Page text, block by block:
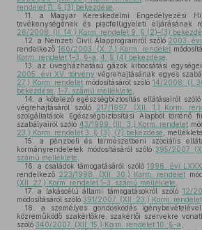
rendelet 11. § (3) bekezdése
11.
a Magyar Kereskedelmi Engedélyezési
tevékenységének és piacfelügyeleti eljárásának
26/2008. (II. 14.) Korm. rendelet 9. § (2)–(3)
12.
a Nemzeti Civil Alapprogramról szóló 2003.
rendelkező 160/2003. (X. 7.) Korm. rendelet
Korm. rendelet 1–3. §-a 4. § (4) bekezdése
13.
az üvegházhatású gázok kibocsátási
2005. évi XV. törvény végrehajtásának egyes
27.) Korm. rendelet módosításáról szóló 14/2008. (I.
bekezdése 1–7. számú melléklete
14.
a kötelező egészségbiztosítás ellátásairól szóló
végrehajtásáról szóló
217/1997. (XII. 1.) Korm.
szolgáltatások Egészségbiztosítási Alapból történő
szabályairól szóló 43/1999. (III. 3.) Korm. rendelet
23.) Korm. rendelet 3. § (3), (7) bekezdése , melléklete,
15.
a pénzbeli és természetbeni szociális
kormányrendeletek módosításáról szóló 395/2007.
számú melléklete
16.
a családok támogatásáról szóló1998. évi
rendelkező 223/1998. (XII. 30.) Korm. rendelet
(XII. 27.) Korm. rendelet 1–3. számú melléklete
17.
a lakáscélú állami támogatásokról szóló 12/
módosításáról szóló 391/2007. (XII. 23.) Korm.
18.
a személyes gondoskodás
közreműködő szakértőkre, szakértői szervekre
szóló 340/2007. (XII. 15.) Korm. rendelet 10. §-a